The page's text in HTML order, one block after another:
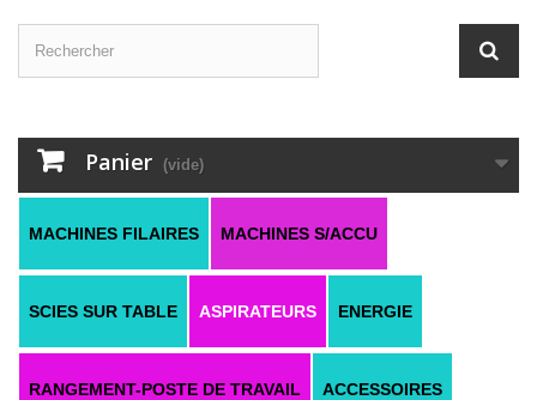
Panier (vide)
MACHINES FILAIRES MACHINES S/ACCU
SCIES SUR TABLE ASPIRATEURS ENERGIE
RANGEMENT-POSTE DE TRAVAIL ACCESSOIRES